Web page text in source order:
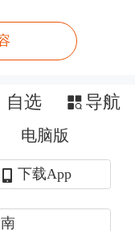
自选 导航
电脑版
下载App